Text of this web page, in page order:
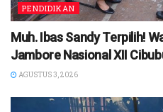
PENDIDIKAN
Muh. Ibas Sandy Terpilih!
Jambore Nasional XII
AGUSTUS 3, 2026